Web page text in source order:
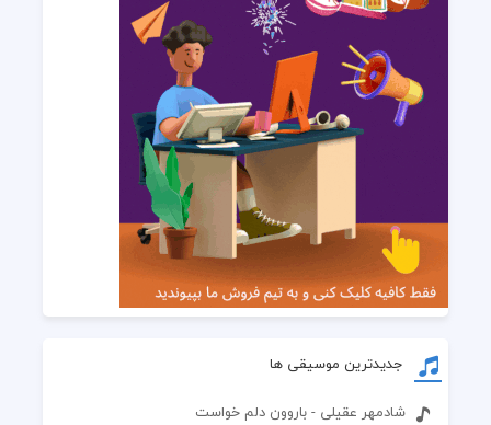
جدیدترین موسیقی ها
شادمهر عقیلی - باروون دلم خواست